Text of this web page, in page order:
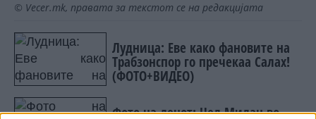
© Vecer.mk, правата за текстот се на редакцијата
Лудница: Еве како фановите на
Трабзонспор го пречекаа Салах!
(ФОТО+ВИДЕО)
Фото на денот: Цел Милан во